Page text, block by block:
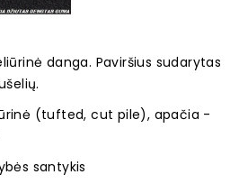
danga. Paviršius sudarytas
(tufted, cut pile), apačia -
santykis